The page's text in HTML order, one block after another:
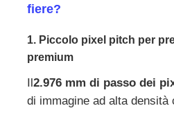
fiere?
1. Piccolo pixel pitch per
premium
Il2.976 mm di passo dei
di immagine ad alta densità